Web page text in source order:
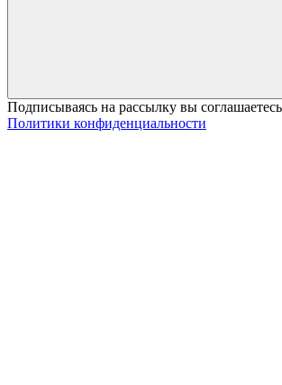
Подписываясь на рассылку вы
Политики конфиденциальности